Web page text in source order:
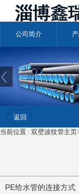
公司简介
返回
当前位置 : 双壁波纹管主页
PE给水管的连接方式